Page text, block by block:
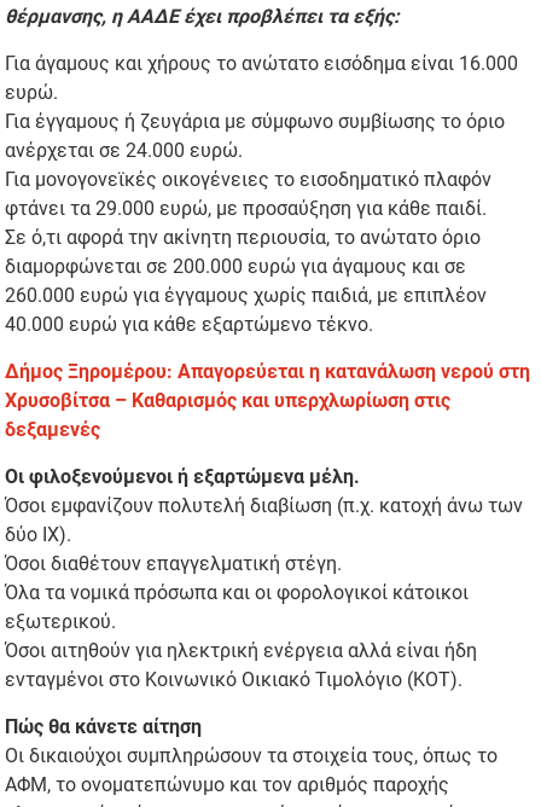
θέρμανσης, η ΑΑΔΕ έχει προβλέπει τα εξής:
Για άγαμους και χήρους το ανώτατο εισόδημα είναι 16.000
ευρώ.
Για έγγαμους ή ζευγάρια με σύμφωνο συμβίωσης το όριο
ανέρχεται σε 24.000 ευρώ.
Για μονογονεϊκές οικογένειες το εισοδηματικό πλαφόν
φτάνει τα 29.000 ευρώ, με προσαύξηση για κάθε παιδί.
Σε ό,τι αφορά την ακίνητη περιουσία, το ανώτατο όριο
διαμορφώνεται σε 200.000 ευρώ για άγαμους και σε
260.000 ευρώ για έγγαμους χωρίς παιδιά, με επιπλέον
40.000 ευρώ για κάθε εξαρτώμενο τέκνο.
Δήμος Ξηρομέρου: Απαγορεύεται η κατανάλωση νερού στη
Χρυσοβίτσα – Καθαρισμός και υπερχλωρίωση στις
δεξαμενές
Οι φιλοξενούμενοι ή εξαρτώμενα μέλη.
Όσοι εμφανίζουν πολυτελή διαβίωση (π.χ. κατοχή άνω των
δύο ΙΧ).
Όσοι διαθέτουν επαγγελματική στέγη.
Όλα τα νομικά πρόσωπα και οι φορολογικοί κάτοικοι
εξωτερικού.
Όσοι αιτηθούν για ηλεκτρική ενέργεια αλλά είναι ήδη
ενταγμένοι στο Κοινωνικό Οικιακό Τιμολόγιο (ΚΟΤ).
Πώς θα κάνετε αίτηση
Οι δικαιούχοι συμπληρώσουν τα στοιχεία τους, όπως το
ΑΦΜ, το ονοματεπώνυμο και τον αριθμός παροχής